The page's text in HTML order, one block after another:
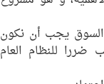
يجب أن نكون
للنظام العام